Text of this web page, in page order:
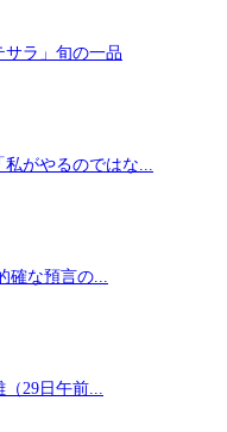
サラ」旬の一品
がやるのではな...
な預言の...
29日午前...